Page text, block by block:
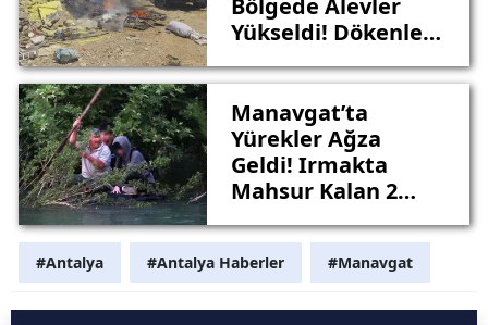
Yükseldi! Dökenlere
Uygulanacak
Manavgat’ta
Yürekler Ağza
Geldi! Irmakta
Mahsur Kalan 2
Kurtardı
#Antalya #Antalya Haberler #Manavgat